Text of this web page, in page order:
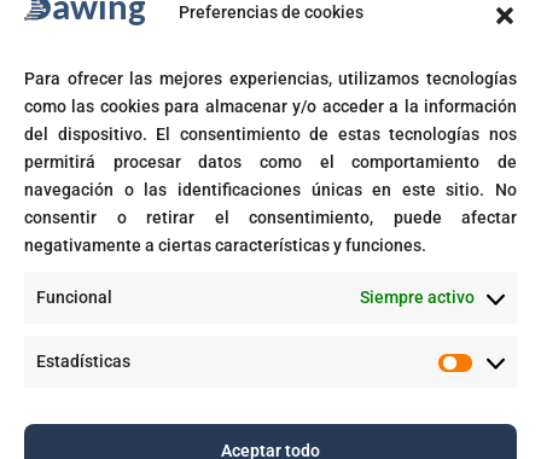
Preferencias de cookies
Para ofrecer las mejores experiencias, utilizamos tecnologías
como las cookies para almacenar y/o acceder a la información
del dispositivo. El consentimiento de estas tecnologías nos
permitirá procesar datos como el comportamiento de
navegación o las identificaciones únicas en este sitio. No
consentir o retirar el consentimiento, puede afectar
negativamente a ciertas características y funciones.
Funcional Siempre activo
Estadísticas
Aceptar todo
Active Directory 2025 con Windows 11 24H2
Microsoft activará automáticamente políticas de acceso
condicional
Fin del soporte para Windows 10
Corte prohíbe Zero Rating en Colombia
Recent Comments
GPT-5 en Microsoft 365 Copilot - Dawingen
Copyright © 2025. Todos los derechos reservados |